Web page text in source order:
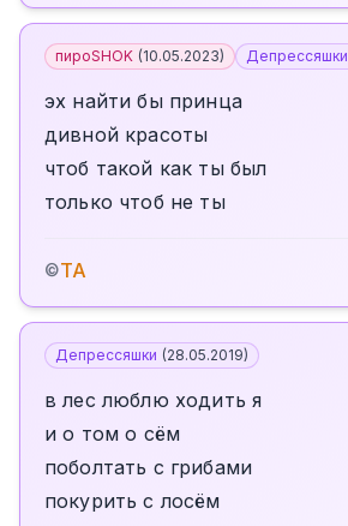
пироSHOK (10.05.2023) Депрессяшки
эх найти бы принца
дивной красоты
чтоб такой как ты был
только чтоб не ты
©TA
Депрессяшки (28.05.2019)
в лес люблю ходить я
и о том о сём
поболтать с грибами
покурить с лосём